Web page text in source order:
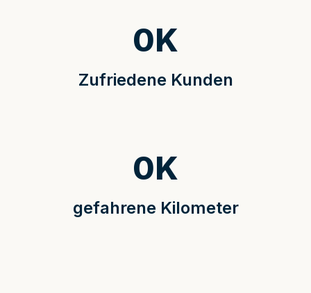
Zufriedene Kunden
0K
gefahrene Kilometer
0K